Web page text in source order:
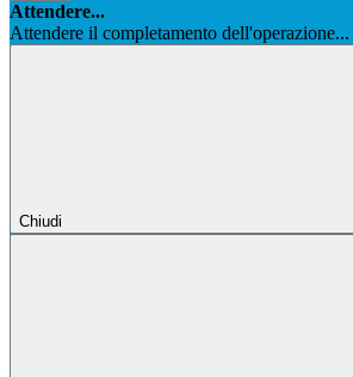
Attendere...
Attendere il completamento dell'operazione...
Chiudi